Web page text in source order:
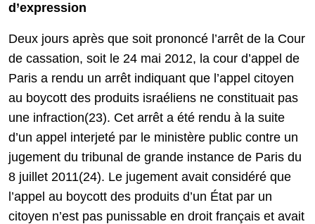
d’expression
Deux jours après que soit prononcé l’arrêt de la Cour
de cassation, soit le 24 mai 2012, la cour d’appel de
Paris a rendu un arrêt indiquant que l’appel citoyen
au boycott des produits israéliens ne constituait pas
une infraction(23). Cet arrêt a été rendu à la suite
d’un appel interjeté par le ministère public contre un
jugement du tribunal de grande instance de Paris du
8 juillet 2011(24). Le jugement avait considéré que
l’appel au boycott des produits d’un État par un
citoyen n’est pas punissable en droit français et avait